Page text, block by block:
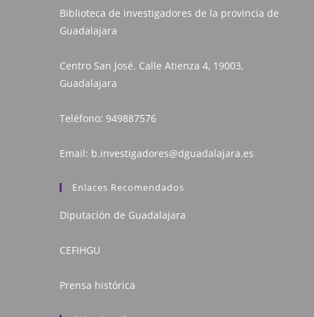
Biblioteca de investigadores de la provincia de
Guadalajara
Centro San José. Calle Atienza 4, 19003,
Guadalajara
Teléfono: 949887576
Email: b.investigadores@dguadalajara.es
Enlaces Recomendados
Diputación de Guadalajara
CEFIHGU
Prensa histórica